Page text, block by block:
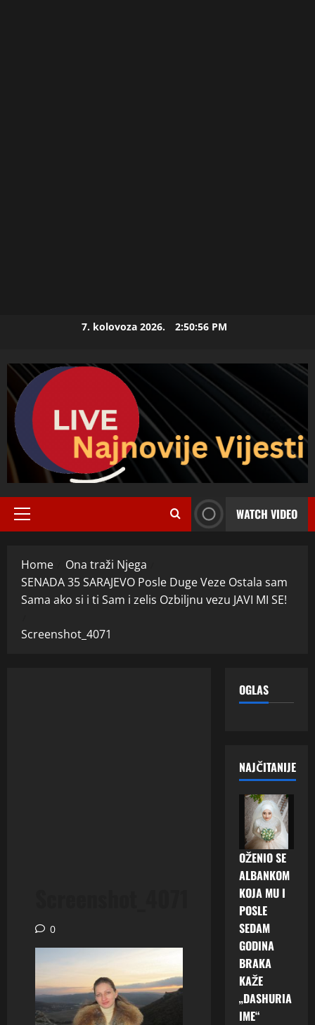
7. kolovoza 2026. 2:50:57 PM
Primary
WATCH VIDEO
Home
Ona traži Njega
SENADA 35 SARAJEVO Posle Duge Veze Ostala sam
Sama ako si i ti Sam i zelis Ozbiljnu vezu JAVI MI SE!
Screenshot_4071
0
OGLAS
NAJČITANIJE
OŽENIO SE
ALBANKOM
KOJA MU I
POSLE
SEDAM
GODINA
BRAKA
KAŽE
„DASHURIA
IME“